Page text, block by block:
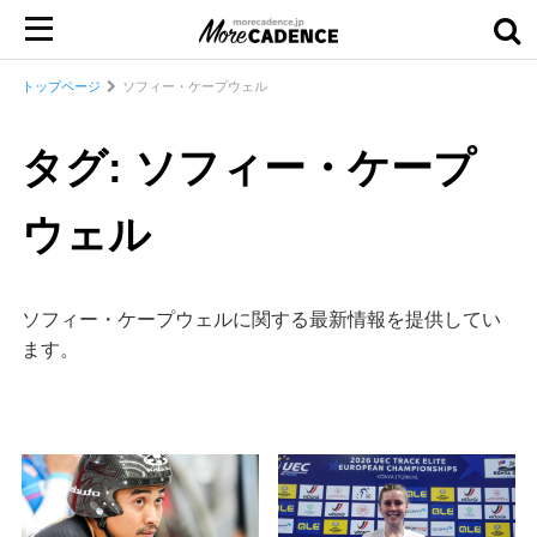
トップページ ソフィー・ケープウェル
タグ: ソフィー・ケープ
ウェル
ソフィー・ケープウェルに関する最新情報を提供してい
ます。